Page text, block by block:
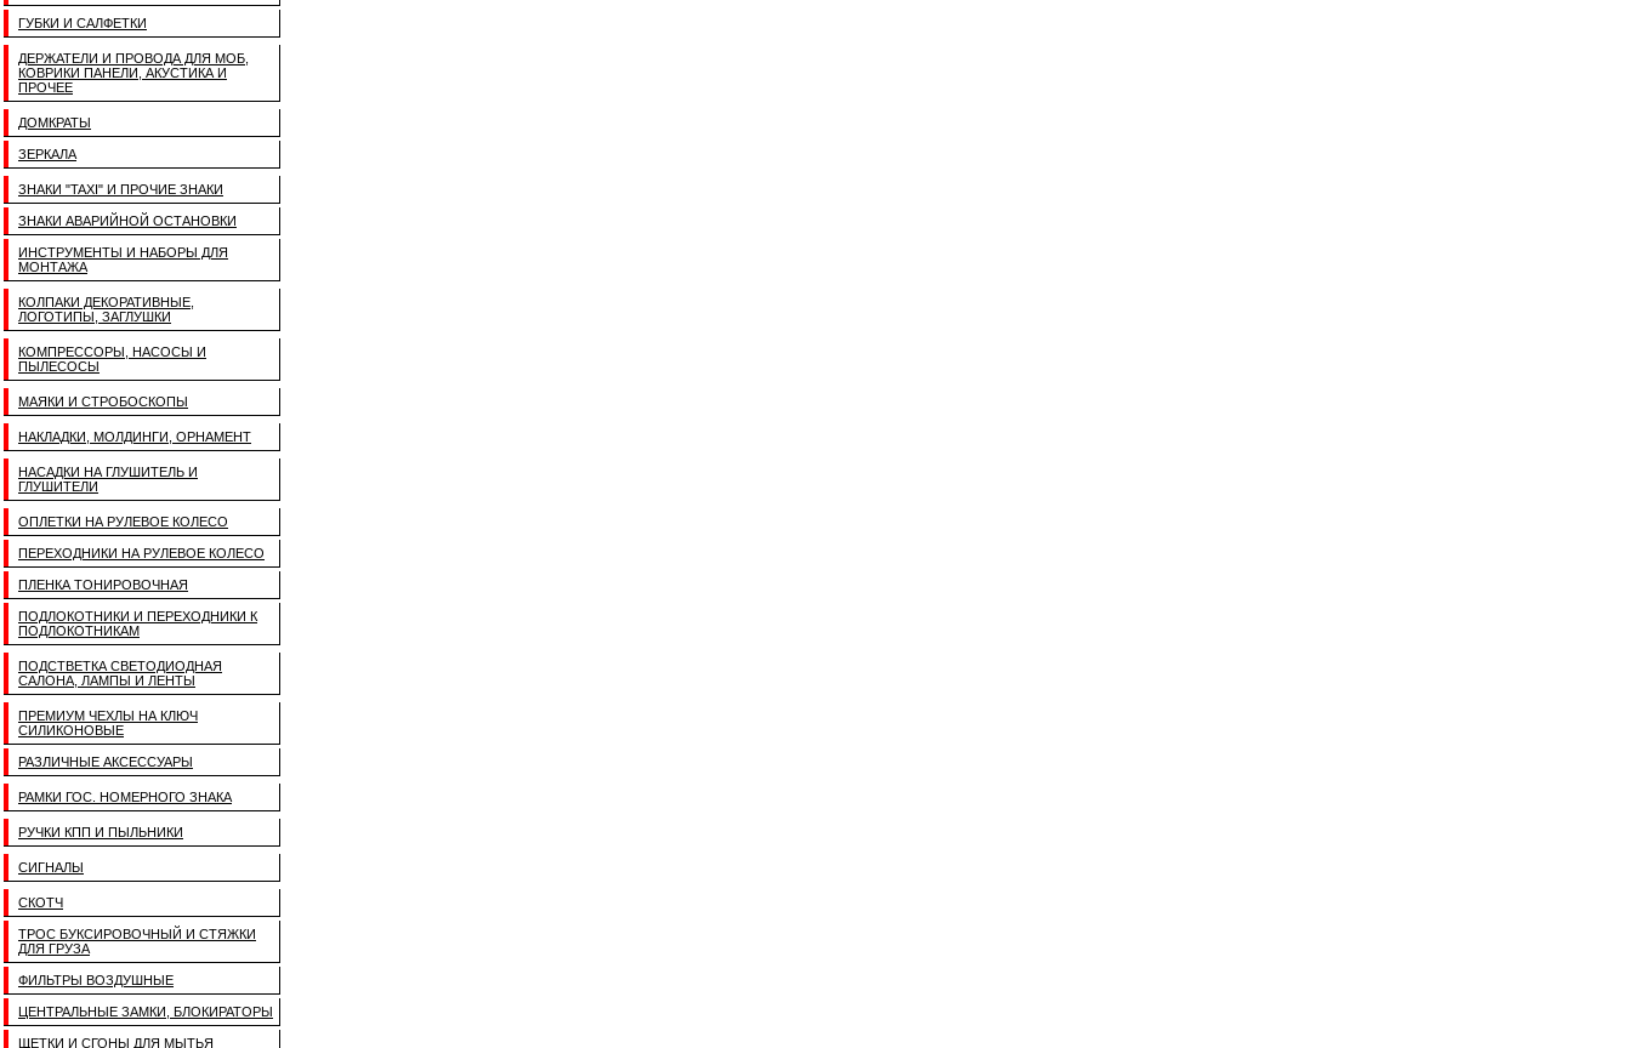
ГУБКИ И САЛФЕТКИ
ДЕРЖАТЕЛИ И ПРОВОДА ДЛЯ МОБ,
КОВРИКИ ПАНЕЛИ, АКУСТИКА И
ПРОЧЕЕ
ДОМКРАТЫ
ЗЕРКАЛА
ЗНАКИ "TAXI" И ПРОЧИЕ ЗНАКИ
ЗНАКИ АВАРИЙНОЙ ОСТАНОВКИ
ИНСТРУМЕНТЫ И НАБОРЫ ДЛЯ
МОНТАЖА
КОЛПАКИ ДЕКОРАТИВНЫЕ,
ЛОГОТИПЫ, ЗАГЛУШКИ
КОМПРЕССОРЫ, НАСОСЫ И
ПЫЛЕСОСЫ
МАЯКИ И СТРОБОСКОПЫ
НАКЛАДКИ, МОЛДИНГИ, ОРНАМЕНТ
НАСАДКИ НА ГЛУШИТЕЛЬ И
ГЛУШИТЕЛИ
ОПЛЕТКИ НА РУЛЕВОЕ КОЛЕСО
ПЕРЕХОДНИКИ НА РУЛЕВОЕ КОЛЕСО
ПЛЕНКА ТОНИРОВОЧНАЯ
ПОДЛОКОТНИКИ И ПЕРЕХОДНИКИ К
ПОДЛОКОТНИКАМ
ПОДСТВЕТКА СВЕТОДИОДНАЯ
САЛОНА, ЛАМПЫ И ЛЕНТЫ
ПРЕМИУМ ЧЕХЛЫ НА КЛЮЧ
СИЛИКОНОВЫЕ
РАЗЛИЧНЫЕ АКСЕССУАРЫ
РАМКИ ГОС. НОМЕРНОГО ЗНАКА
РУЧКИ КПП И ПЫЛЬНИКИ
СИГНАЛЫ
СКОТЧ
ТРОС БУКСИРОВОЧНЫЙ И СТЯЖКИ
ДЛЯ ГРУЗА
ФИЛЬТРЫ ВОЗДУШНЫЕ
ЦЕНТРАЛЬНЫЕ ЗАМКИ, БЛОКИРАТОРЫ
ЩЕТКИ И СГОНЫ ДЛЯ МЫТЬЯ